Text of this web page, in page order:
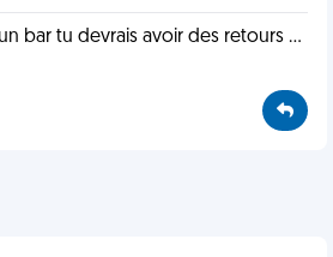
bar tu devrais avoir des retours ...